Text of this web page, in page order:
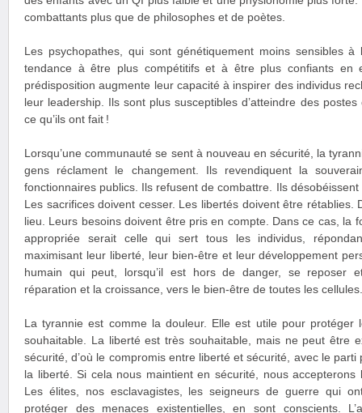
combattants plus que de philosophes et de poètes.
Les psychopathes, qui sont génétiquement moins sensibles
tendance à être plus compétitifs et à être plus confiants en
prédisposition augmente leur capacité à inspirer des individus
leur leadership. Ils sont plus susceptibles d’atteindre des postes
ce qu’ils ont fait !
Lorsqu’une communauté se sent à nouveau en sécurité, la
gens réclament le changement. Ils revendiquent la
fonctionnaires publics. Ils refusent de combattre. Ils
Les sacrifices doivent cesser. Les libertés doivent être rétablies.
lieu. Leurs besoins doivent être pris en compte. Dans ce cas, la
appropriée serait celle qui sert tous les individus,
maximisant leur liberté, leur bien-être et leur développement
humain qui peut, lorsqu’il est hors de danger, se reposer
réparation et la croissance, vers le bien-être de toutes les cellules.
La tyrannie est comme la douleur. Elle est utile pour protéger
souhaitable. La liberté est très souhaitable, mais ne peut être
sécurité, d’où le compromis entre liberté et sécurité, avec le
la liberté. Si cela nous maintient en sécurité, nous accepterons
Les élites, nos esclavagistes, les seigneurs de guerre qui
protéger des menaces existentielles, en sont conscients.